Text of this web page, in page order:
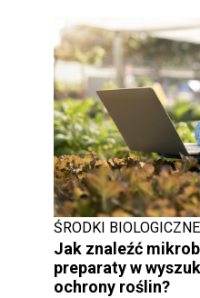
ŚRODKI BIOLOGICZNE
Jak znaleźć
preparaty w
ochrony roślin?